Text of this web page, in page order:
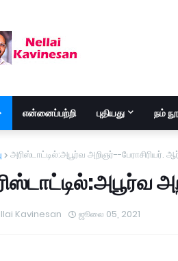
என்னைப்பற்றி புதியது நம்
அரிஸ்டாட்டில்:அபூர்வ அறிஞர்--பேராசிரியர்.
Kavinesan ஜூலை 05, 2021